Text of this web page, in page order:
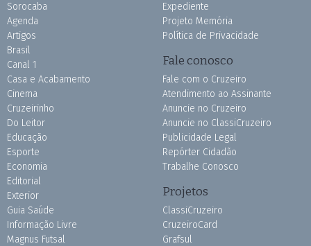
Sorocaba
Agenda
Artigos
Brasil
Canal 1
Casa e Acabamento
Cinema
Cruzeirinho
Do Leitor
Educação
Esporte
Economia
Editorial
Exterior
Guia Saúde
Informação Livre
Magnus Futsal
Expediente
Projeto Memória
Política de Privacidade
Fale conosco
Fale com o Cruzeiro
Atendimento ao Assinante
Anuncie no Cruzeiro
Anuncie no ClassiCruzeiro
Publicidade Legal
Repórter Cidadão
Trabalhe Conosco
Projetos
ClassiCruzeiro
CruzeiroCard
Grafsul